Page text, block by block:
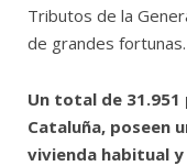
Tributos de la
de grandes fortunas.
Un total de
Cataluña, poseen
vivienda habitual